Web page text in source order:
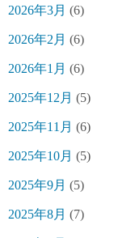
2026年3月 (6)
2026年2月 (6)
2026年1月 (6)
2025年12月 (5)
2025年11月 (6)
2025年10月 (5)
2025年9月 (5)
2025年8月 (7)